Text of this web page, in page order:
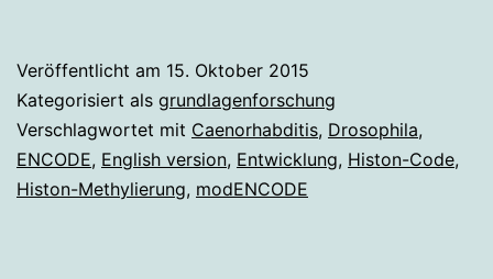
Veröffentlicht am 15. Oktober 2015
Kategorisiert als grundlagenforschung
Verschlagwortet mit Caenorhabditis, Drosophila,
ENCODE, English version, Entwicklung, Histon-Code,
Histon-Methylierung, modENCODE